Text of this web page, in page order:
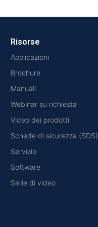
Risorse
Applicazioni
Brochure
Manuali
Webinar su richiesta
Video dei prodotti
Schede di sicurezza (SDS)
Servizio
Software
Serie di video